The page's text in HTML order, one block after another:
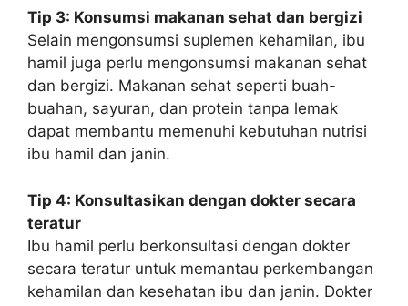
Tip 3: Konsumsi makanan sehat dan bergizi
Selain mengonsumsi suplemen kehamilan, ibu
hamil juga perlu mengonsumsi makanan sehat
dan bergizi. Makanan sehat seperti buah-
buahan, sayuran, dan protein tanpa lemak
dapat membantu memenuhi kebutuhan nutrisi
ibu hamil dan janin.
Tip 4: Konsultasikan dengan dokter secara
teratur
Ibu hamil perlu berkonsultasi dengan dokter
secara teratur untuk memantau perkembangan
kehamilan dan kesehatan ibu dan janin. Dokter